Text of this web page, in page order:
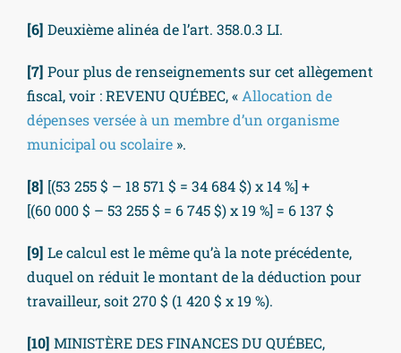
[6] Deuxième alinéa de l’art. 358.0.3 LI.
[7] Pour plus de renseignements sur cet allègement
fiscal, voir : REVENU QUÉBEC, « Allocation de
dépenses versée à un membre d’un organisme
municipal ou scolaire ».
[8] [(53 255 $ – 18 571 $ = 34 684 $) x 14 %] +
[(60 000 $ – 53 255 $ = 6 745 $) x 19 %] = 6 137 $
[9] Le calcul est le même qu’à la note précédente,
duquel on réduit le montant de la déduction pour
travailleur, soit 270 $ (1 420 $ x 19 %).
[10] MINISTÈRE DES FINANCES DU QUÉBEC,